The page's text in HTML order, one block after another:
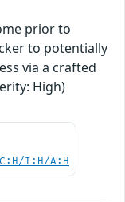
prior to
to potentially
via a crafted
High)
I:H/A:H